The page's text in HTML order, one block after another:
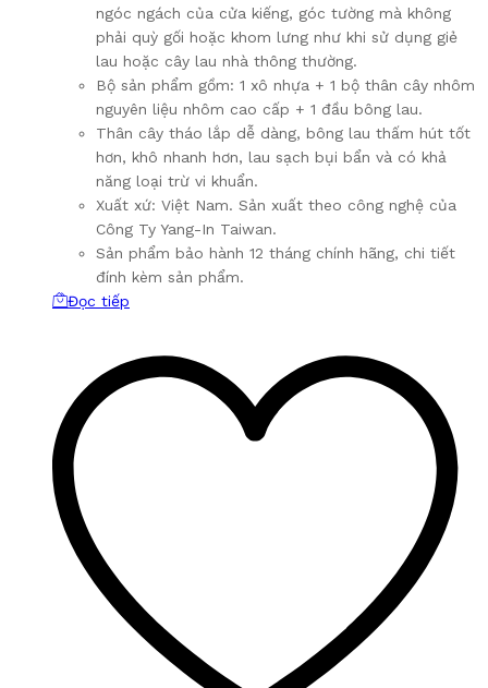
ngóc ngách của cửa kiếng, góc tường mà không
phải quỳ gối hoặc khom lưng như khi sử dụng giẻ
lau hoặc cây lau nhà thông thường.
Bộ sản phẩm gồm: 1 xô nhựa + 1 bộ thân cây nhôm
nguyên liệu nhôm cao cấp + 1 đầu bông lau.
Thân cây tháo lắp dễ dàng, bông lau thấm hút tốt
hơn, khô nhanh hơn, lau sạch bụi bẩn và có khả
năng loại trừ vi khuẩn.
Xuất xứ: Việt Nam. Sản xuất theo công nghệ của
Công Ty Yang-In Taiwan.
Sản phẩm bảo hành 12 tháng chính hãng, chi tiết
đính kèm sản phẩm.
Đọc tiếp